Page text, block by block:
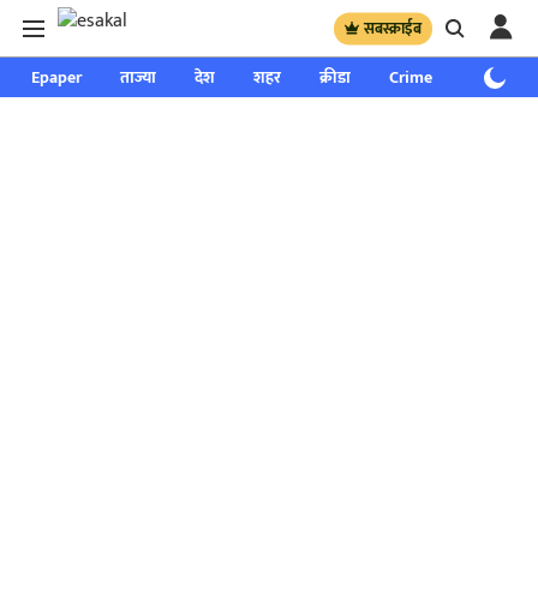
सबस्क्राईब
Epaper ताज्या देश शहर क्रीडा Crime साप्ताहिक